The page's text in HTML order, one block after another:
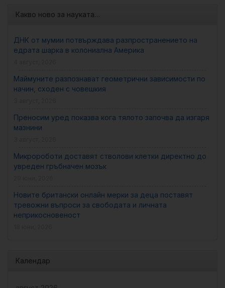
Какво ново за науката…
ДНК от мумии потвърждава разпространението на
едрата шарка в колониална Америка
Маймуните разпознават геометрични зависимости по
начин, сходен с човешкия
Преносим уред показва кога тялото започва да изгаря
мазнини
Микророботи доставят стволови клетки директно до
увреден гръбначен мозък
Новите британски онлайн мерки за деца поставят
тревожни въпроси за свободата и личната
неприкосновеност
Календар